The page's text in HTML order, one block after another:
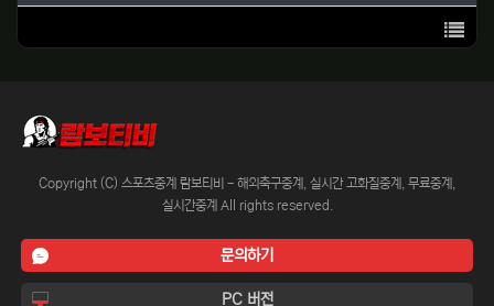
목록
Copyright (C) 스포츠중계 람보티비 - 해외축구중계, 실시간 고화질중계, 무료중계,
실시간중계 All rights reserved.
문의하기
PC 버전